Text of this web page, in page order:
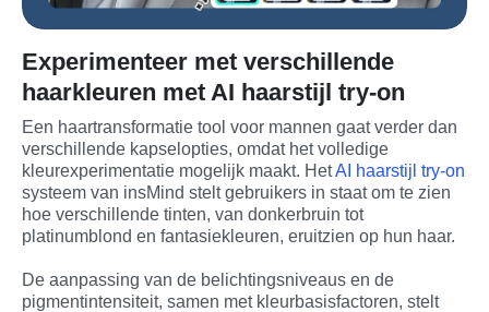
Experimenteer met verschillende
haarkleuren met AI haarstijl try-on
Een haartransformatie tool voor mannen gaat verder dan
verschillende kapselopties, omdat het volledige
kleurexperimentatie mogelijk maakt. Het AI haarstijl try-on
systeem van insMind stelt gebruikers in staat om te zien
hoe verschillende tinten, van donkerbruin tot
platinumblond en fantasiekleuren, eruitzien op hun haar.
De aanpassing van de belichtingsniveaus en de
pigmentintensiteit, samen met kleurbasisfactoren, stelt